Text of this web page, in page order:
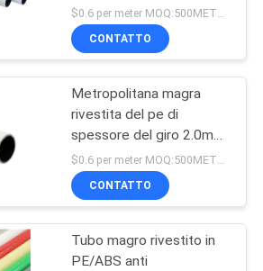
certificazione del Ce
$0.6 per meter MOQ:500METERS
CONTATTO
Metropolitana magra
rivestita del pe di
spessore del giro 2.0mm
trafilata a freddo
$0.6 per meter MOQ:500METERS
CONTATTO
Tubo magro rivestito in
PE/ABS anti